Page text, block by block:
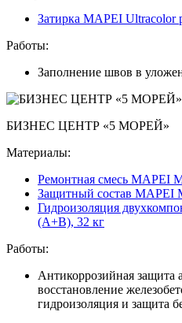
Затирка MAPEI Ultracolor
Работы:
Заполнение швов в
БИЗНЕС ЦЕНТР «5 МОРЕЙ»
Материалы:
Ремонтная смесь MAPEI
Защитный состав MAPEI
Гидроизоляция
(А+B), 32 кг
Работы:
Антикоррозийная защита
восстановление
гидроизоляция и защита